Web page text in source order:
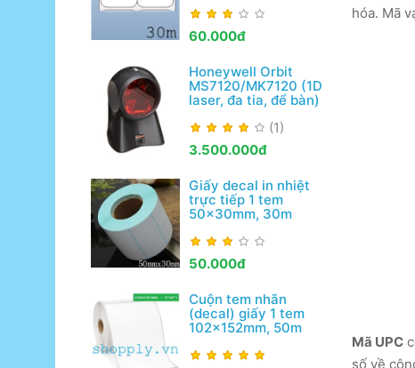
hóa. Mã
Mã UPC
số về
60.000đ
Honeywell Orbit
MS7120/MK7120 (1D
laser, đa tia, để bàn)
(1)
3.500.000đ
Giấy decal in nhiệt
trực tiếp 1 tem
50x30mm, 30m
50.000đ
Cuộn tem nhãn
(decal) giấy 1 tem
102x152mm, 50m